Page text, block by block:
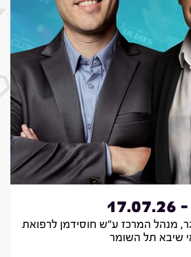
מנהל המרכז ע"ש חוסידמן לרפואת
שיבא תל השומר